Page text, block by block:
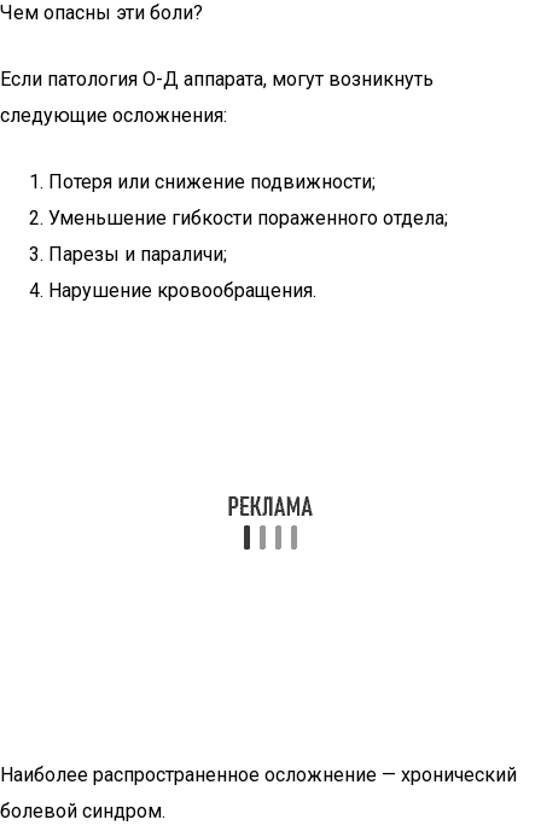
Чем опасны эти боли?
Если патология О-Д аппарата, могут возникнуть
следующие осложнения:
Потеря или снижение подвижности;
Уменьшение гибкости пораженного отдела;
Парезы и параличи;
Нарушение кровообращения.
Наиболее распространенное осложнение — хронический
болевой синдром.